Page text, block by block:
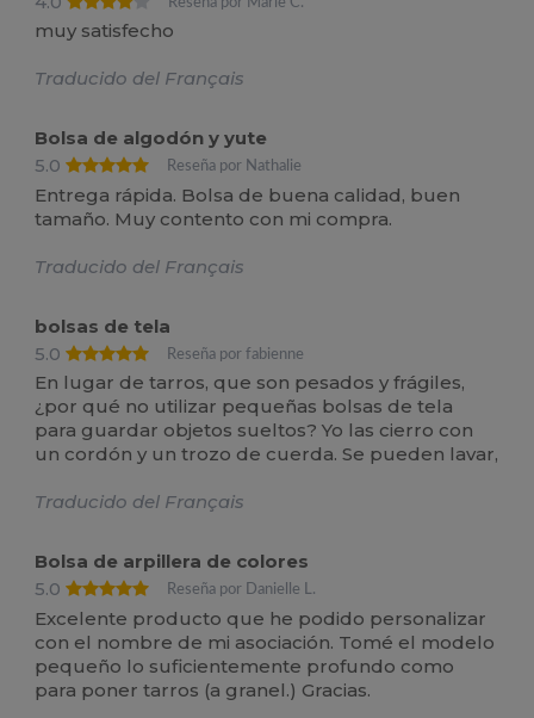
muy satisfecho
Traducido del Français
Bolsa de algodón y yute
5.0
Reseña por Nathalie
Entrega rápida. Bolsa de buena calidad, buen
tamaño. Muy contento con mi compra.
Traducido del Français
bolsas de tela
5.0
Reseña por fabienne
En lugar de tarros, que son pesados y frágiles,
¿por qué no utilizar pequeñas bolsas de tela
para guardar objetos sueltos? Yo las cierro con
un cordón y un trozo de cuerda. Se pueden lavar,
Traducido del Français
Bolsa de arpillera de colores
5.0
Reseña por Danielle L.
Excelente producto que he podido personalizar
con el nombre de mi asociación. Tomé el modelo
pequeño lo suficientemente profundo como
para poner tarros (a granel.) Gracias.